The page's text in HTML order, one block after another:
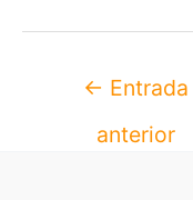
← Entrada
anterior